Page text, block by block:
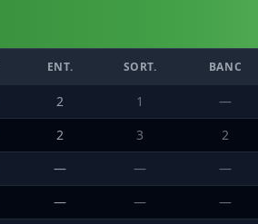
ENT. SORT. BANC
2 1 —
2 3 2
— — —
— — —